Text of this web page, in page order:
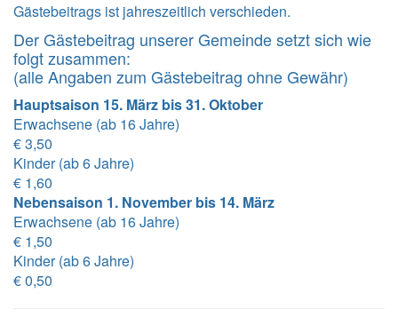
Gästebeitrags ist jahreszeitlich verschieden.
Der Gästebeitrag unserer Gemeinde setzt sich wie
folgt zusammen:
(alle Angaben zum Gästebeitrag ohne Gewähr)
Hauptsaison 15. März bis 31. Oktober
Erwachsene (ab 16 Jahre)
€ 3,50
Kinder (ab 6 Jahre)
€ 1,60
Nebensaison 1. November bis 14. März
Erwachsene (ab 16 Jahre)
€ 1,50
Kinder (ab 6 Jahre)
€ 0,50